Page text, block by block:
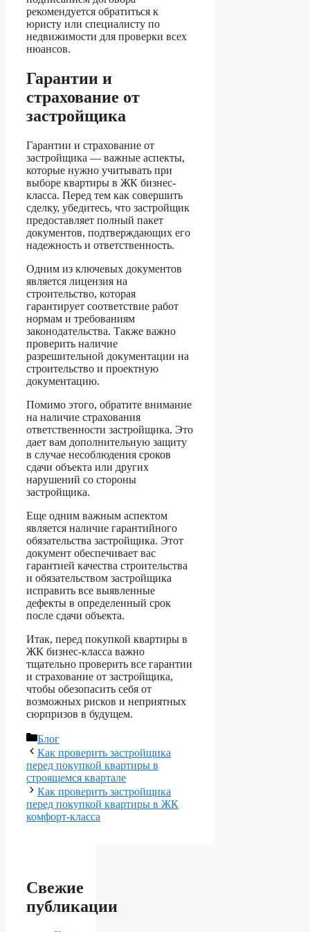
рекомендуется обратиться к
юристу или специалисту по
недвижимости для проверки всех
нюансов.
Гарантии и
страхование от
застройщика
Гарантии и страхование от
застройщика — важные аспекты,
которые нужно учитывать при
выборе квартиры в ЖК бизнес-
класса. Перед тем как совершить
сделку, убедитесь, что застройщик
предоставляет полный пакет
документов, подтверждающих его
надежность и ответственность.
Одним из ключевых документов
является лицензия на
строительство, которая
гарантирует соответствие работ
нормам и требованиям
законодательства. Также важно
проверить наличие
разрешительной документации на
строительство и проектную
документацию.
Помимо этого, обратите внимание
на наличие страхования
ответственности застройщика. Это
дает вам дополнительную защиту
в случае несоблюдения сроков
сдачи объекта или других
нарушений со стороны
застройщика.
Еще одним важным аспектом
является наличие гарантийного
обязательства застройщика. Этот
документ обеспечивает вас
гарантией качества строительства
и обязательством застройщика
исправить все выявленные
дефекты в определенный срок
после сдачи объекта.
Итак, перед покупкой квартиры в
ЖК бизнес-класса важно
тщательно проверить все гарантии
и страхование от застройщика,
чтобы обезопасить себя от
возможных рисков и неприятных
сюрпризов в будущем.
Рубрики
Блог
Как проверить застройщика
перед покупкой квартиры в
строящемся квартале
Как проверить застройщика
перед покупкой квартиры в ЖК
комфорт-класса
Свежие
публикации